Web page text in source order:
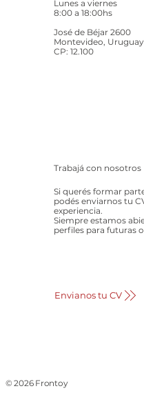
© 2026 Frontoy
Lunes a viernes
8:00 a 18:00hs
José de Béjar 2600
Montevideo, Uruguay
CP: 12.100
Trabajá con nosotros
Si querés formar
podés enviarnos tu
experiencia.
Siempre estamos
perfiles para futuras
Envianos tu CV